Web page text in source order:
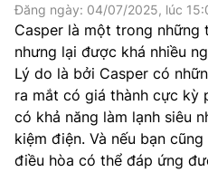
Đăng ngày: 04/07/2025, lúc
Casper là một trong những
nhưng lại được khá nhiều
Lý do là bởi Casper có
ra mắt có giá thành cực kỳ
có khả năng làm lạnh siêu
kiệm điện. Và nếu bạn
điều hòa có thể đáp ứng